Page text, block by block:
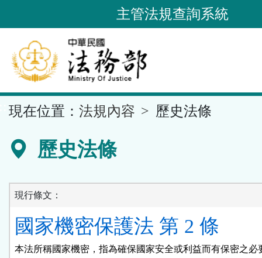
到
要
內
容
區
主管法規查詢系統
現在位置： 法規內容 歷史法條
歷史法條
現行條文：
國家機密保護法 第 2 條
本法所稱國家機密，指為確保國家安全或利益而有保密之必